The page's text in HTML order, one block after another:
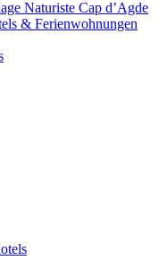
Naturiste Cap d’Agde
& Ferienwohnungen